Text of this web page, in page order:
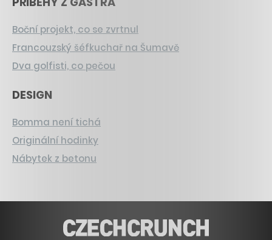
Boční projekt, co se zvrtnul
Francouzský šéfkuchař na Šumavě
Dva golfisti, co pečou
DESIGN
Bomma není tichá
Originální hodinky
Nábytek z betonu